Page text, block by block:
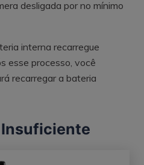
desligada por no mínimo
interna recarregue
esse processo, você
recarregar a bateria
Insuficiente